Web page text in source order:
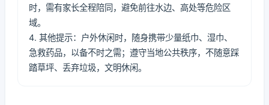
时，需有家长全程陪同，避免前往水边、高处等危险区
域。
4. 其他提示：户外休闲时，随身携带少量纸巾、湿巾、
急救药品，以备不时之需；遵守当地公共秩序，不随意踩
踏草坪、丢弃垃圾，文明休闲。